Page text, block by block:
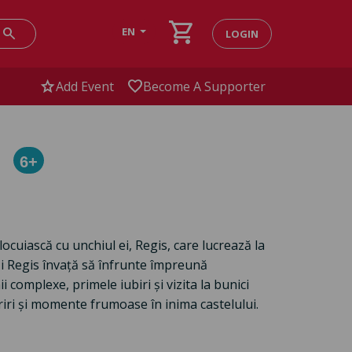
search EN shopping_cart LOGIN
starAdd Event favoriteBecome A Supporter
6+
cu unchiul ei, Regis, care lucrează la
Regis învață să înfrunte împreună
complexe, primele iubiri și vizita la bunici
și momente frumoase în inima castelului.